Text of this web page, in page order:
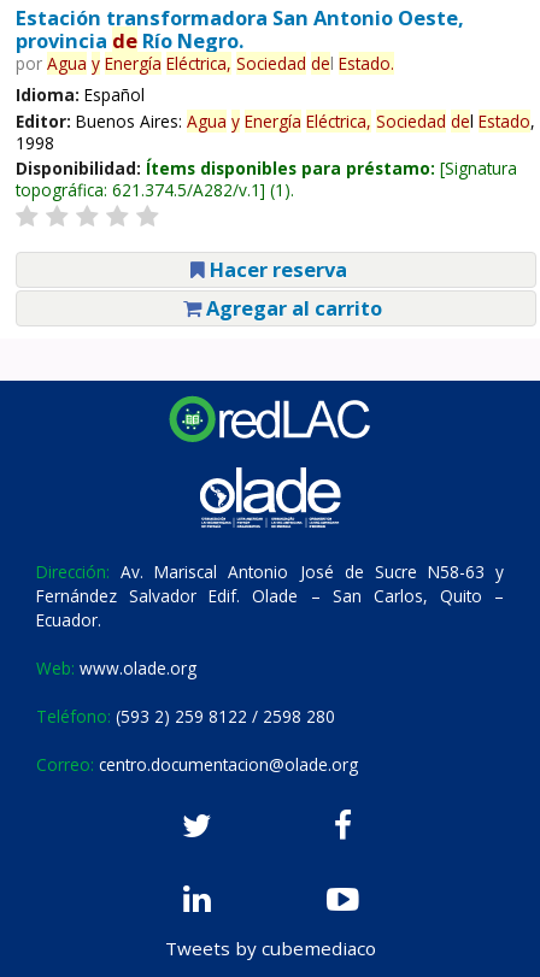
Estación transformadora San Antonio Oeste,
provincia deRío Negro.
por Agua y Energía Eléctrica, Sociedad del Estado.
Idioma: Español
Editor: Buenos Aires: Agua y Energía Eléctrica, Sociedad del Estado,
1998
Disponibilidad: Ítems disponibles para préstamo: Signatura
topográfica: 621.374.5/A282/v.1 (1).
Hacer reserva
Agregar al carrito
Dirección: Av. Mariscal Antonio José de Sucre N58-63 y
Fernández Salvador Edif. Olade – San Carlos, Quito –
Ecuador.
Web: www.olade.org
Teléfono: (593 2) 259 8122 / 2598 280
Correo: centro.documentacion@olade.org
Tweets by cubemediaco